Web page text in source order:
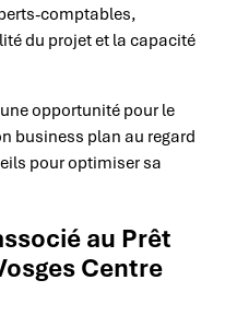
comptables,
du projet et la capacité
opportunité pour le
business plan au regard
pour optimiser sa
au Prêt
Centre